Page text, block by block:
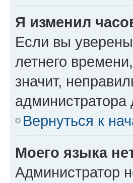
Я изменил
Если вы
летнего
значит,
Вернуться к
Моего языка
Администратор